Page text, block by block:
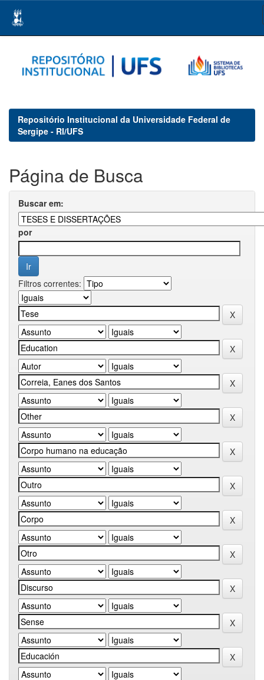
navigation
Repositório Institucional da Universidade Federal de
Sergipe - RI/UFS
Página de Busca
Buscar em:
por
Filtros correntes: